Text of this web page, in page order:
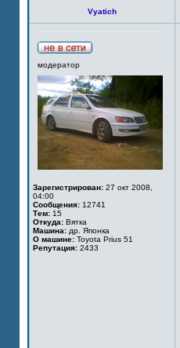
Vyatich
модератор
Зарегистрирован: 27 окт 2008,
04:00
Сообщения: 12741
Тем: 15
Откуда: Вятка
Машина: др. Японка
О машине: Toyota Prius 51
Репутация: 2433